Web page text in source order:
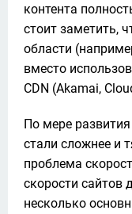
контента
стоит заметить,
области
вместо
CDN (Akamai,
По мере
стали сложнее и
проблема
скорости сайтов
несколько